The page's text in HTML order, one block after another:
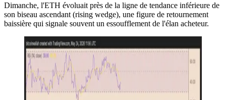
Dimanche, l'ETH évoluait près de la ligne de tendance inférieure de
son biseau ascendant (rising wedge), une figure de retournement
baissière qui signale souvent un essoufflement de l'élan acheteur.